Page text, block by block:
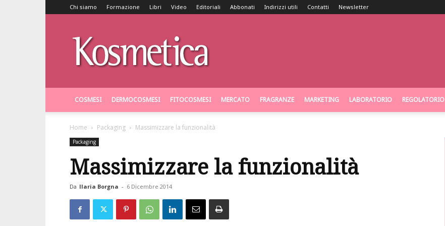
Chi siamo Formazione Libri Video Editoriali Abbonati Indirizzi utili Contatti Newsletter
COSMESI DERMOCOSMESI FITOCOSMESI MERCATO FRAGRANZE MARKETING LABORATORIO REGOLATORIO
Home Packaging Massimizzare la funzionalità
Packaging
Massimizzare la funzionalità
Da Ilaria Borgna - 6 Dicembre 2014